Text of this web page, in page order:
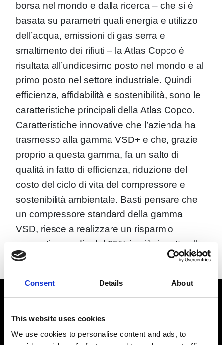
Consent Details About
This website uses cookies
We use cookies to personalise content and ads, to
borsa nel mondo e dalla ricerca – che si è
basata su parametri quali energia e utilizzo
dell’acqua, emissioni di gas serra e
smaltimento dei rifiuti – la Atlas Copco è
risultata all’undicesimo posto nel mondo e al
primo posto nel settore industriale. Quindi
efficienza, affidabilità e sostenibilità, sono le
caratteristiche principali della Atlas Copco.
Caratteristiche innovative che l’azienda ha
trasmesso alla gamma VSD+ e che, grazie
proprio a questa gamma, fa un salto di
qualità in fatto di efficienza, riduzione del
costo del ciclo di vita del compressore e
sostenibilità ambientale. Basti pensare che
un compressore standard della gamma
VSD, riesce a realizzare un risparmio
energetico medio del 35% in più rispetto alla
normale tecnologia a velocità fissa!